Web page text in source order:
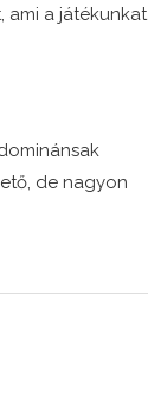
ami a játékunkat
de nagyon